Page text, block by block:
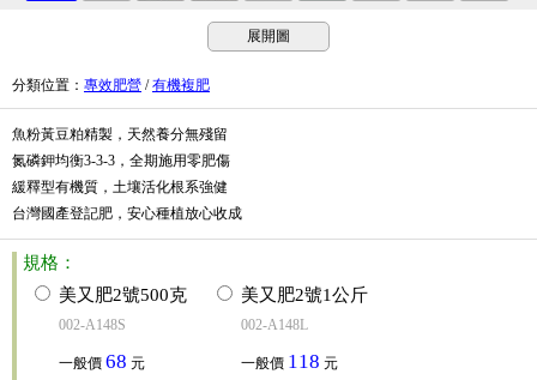
展開圖
分類位置 ： 專效肥營 /有機複肥
魚粉黃豆粕精製，天然養分無殘留
氮磷鉀均衡3-3-3，全期施用零肥傷
緩釋型有機質，土壤活化根系強健
台灣國產登記肥，安心種植放心收成
規格：
美又肥2號500克
002-A148S
一般價 68 元
美又肥2號1公斤
002-A148L
一般價 118 元